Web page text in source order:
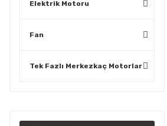
Elektrik Motoru
Fan
Tek Fazlı Merkezkaç Motorlar